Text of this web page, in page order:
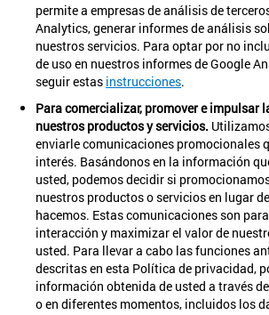
permite a empresas de análisis de
Analytics, generar informes de análisis
nuestros servicios. Para optar por no
de uso en nuestros informes de Google
seguir estas instrucciones.
Para comercializar, promover e impulsar
nuestros productos y servicios.
enviarle comunicaciones promocionales
interés. Basándonos en la información
usted, podemos decidir si
nuestros productos o servicios en lugar
hacemos. Estas comunicaciones son
interacción y maximizar el valor de
usted. Para llevar a cabo las funciones
descritas en esta Política de privacidad,
información obtenida de usted a través
o en diferentes momentos, incluidos los